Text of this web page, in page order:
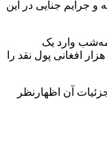
جرایم جنایی در این
وارد یک
سوپرمارکت در شهر تالقان شدند و حدود ۵۰ هزار افغانی پول نقد را
آن اظهارنظر